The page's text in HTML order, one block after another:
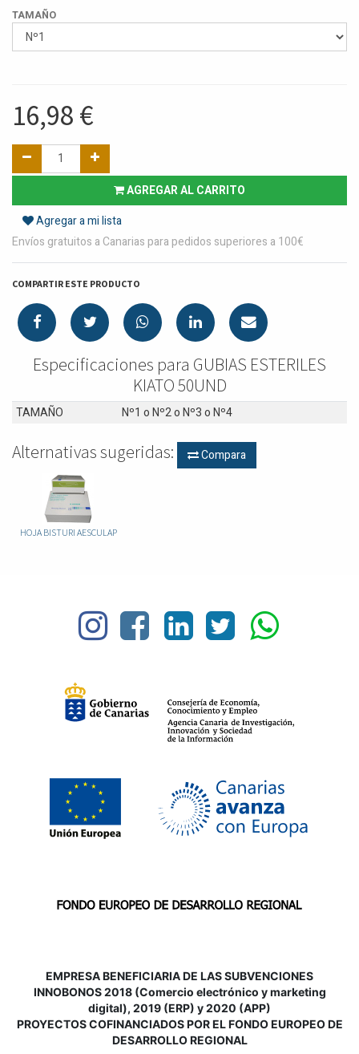
TAMAÑO
16,98 €
AGREGAR AL CARRITO
Agregar a mi lista
Envíos gratuitos a Canarias para pedidos superiores a 100€
COMPARTIR ESTE PRODUCTO
Especificaciones para GUBIAS ESTERILES
KIATO 50UND
TAMAÑO Nº1 oNº2oNº3oNº4
Alternativas sugeridas: Compara
HOJA BISTURI AESCULAP
EMPRESA BENEFICIARIA DE LAS SUBVENCIONES
INNOBONOS 2018 (Comercio electrónico y marketing
digital), 2019 (ERP) y 2020 (APP)
PROYECTOS COFINANCIADOS POR EL FONDO EUROPEO DE
DESARROLLO REGIONAL